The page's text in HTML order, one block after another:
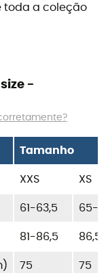
toda a coleção
-
Tamanho
XXS XS
61-63,5 65-
81-86,5 86,5-
75 75